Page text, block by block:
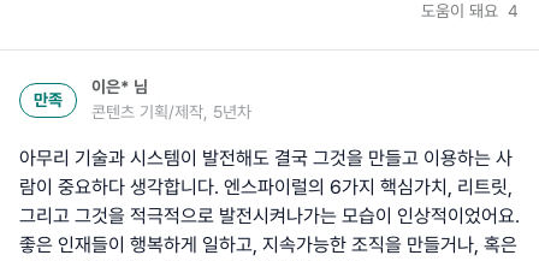
도움이 돼요 4
만족
이은* 님
콘텐츠 기획/제작, 5년차
아무리 기술과 시스템이 발전해도 결국 그것을 만들고 이용하는 사
람이 중요하다 생각합니다. 엔스파이럴의 6가지 핵심가치, 리트릿,
그리고 그것을 적극적으로 발전시켜나가는 모습이 인상적이었어요.
좋은 인재들이 행복하게 일하고, 지속가능한 조직을 만들거나, 혹은